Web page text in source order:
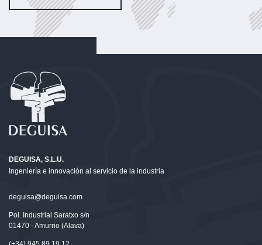
DEGUISA, S.L.U.
Ingeniería e innovación al servicio de la industria
deguisa@deguisa.com
Pol. Industrial Saratxo s/n
01470 - Amurrio (Alava)